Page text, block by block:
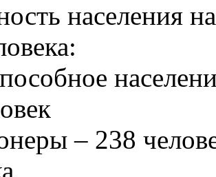
населения
– 238